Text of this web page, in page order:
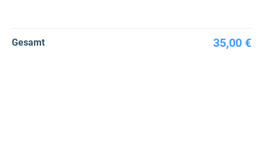
Gesamt 35,00 €